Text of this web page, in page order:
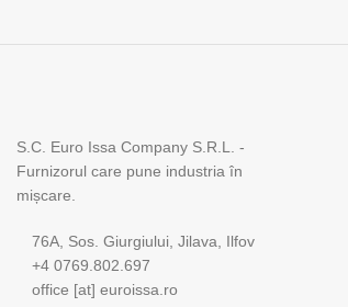
S.C. Euro Issa Company S.R.L. -
Furnizorul care pune industria în
mișcare.
76A, Sos. Giurgiului, Jilava, Ilfov
+4 0769.802.697
office [at] euroissa.ro